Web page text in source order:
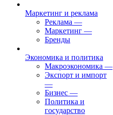
Маркетинг и реклама
Реклама —
Маркетинг —
Бренды
Экономика и политика
Макроэкономика —
Экспорт и импорт
—
Бизнес —
Политика и
государство